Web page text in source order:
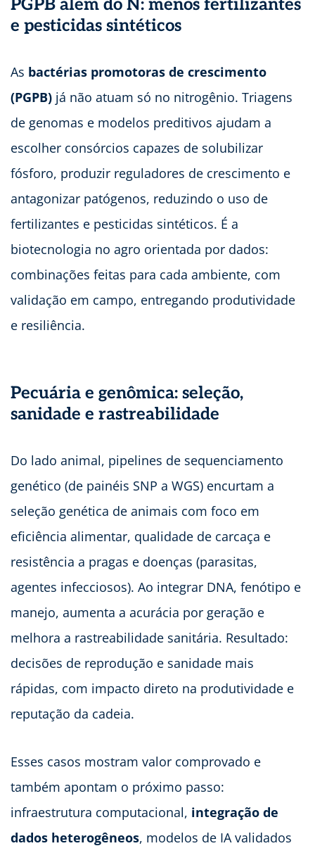
PGPB além do N: menos fertilizantes
e pesticidas sintéticos
As bactérias promotoras de crescimento
(PGPB) já não atuam só no nitrogênio. Triagens
de genomas e modelos preditivos ajudam a
escolher consórcios capazes de solubilizar
fósforo, produzir reguladores de crescimento e
antagonizar patógenos, reduzindo o uso de
fertilizantes e pesticidas sintéticos. É a
biotecnologia no agro orientada por dados:
combinações feitas para cada ambiente, com
validação em campo, entregando produtividade
e resiliência.
Pecuária e genômica: seleção,
sanidade e rastreabilidade
Do lado animal, pipelines de sequenciamento
genético (de painéis SNP a WGS) encurtam a
seleção genética de animais com foco em
eficiência alimentar, qualidade de carcaça e
resistência a pragas e doenças (parasitas,
agentes infecciosos). Ao integrar DNA, fenótipo e
manejo, aumenta a acurácia por geração e
melhora a rastreabilidade sanitária. Resultado:
decisões de reprodução e sanidade mais
rápidas, com impacto direto na produtividade e
reputação da cadeia.
Esses casos mostram valor comprovado e
também apontam o próximo passo:
infraestrutura computacional, integração de
dados heterogêneos, modelos de IA validados